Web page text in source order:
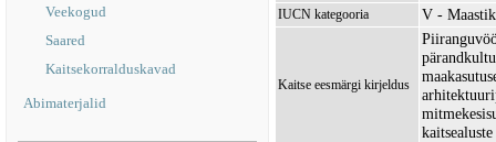
Veekogud
Saared
Kaitsekorralduskavad
Abimaterjalid
IUCN kategooria V -
Kaitse eesmärgi kirjeldus